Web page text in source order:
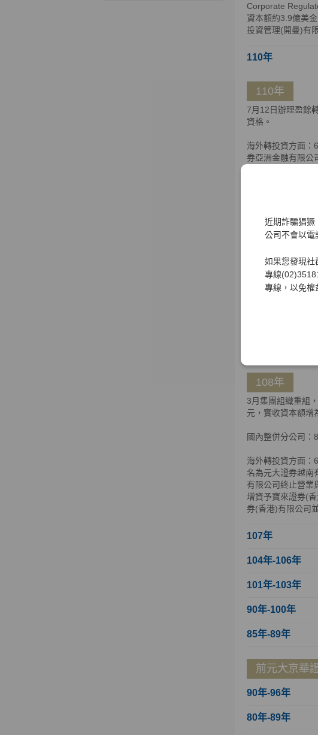
近期詐騙猖獗
公司不會以電
如果您發現社
專線
專線，以免權
Corporate
資本額約3.9億美
投資管理(開曼)有
110年
110年
7月12日辦理盈餘
資格。
海外轉投資方面：
券亞洲金融有限公
至新加坡，公司
日獲百慕達公司
大證券越南有限
109年
109年
海外轉投資方面
公司完成增資
公司股權90.16%
明，以實物解散
108年
3月集團組織重組
元，實收資本額增
國內整併分公司：
海外轉投資方面：
名為元大證券越南
有限公司終止營業
增資予寶來證券(
券(香港)有限公司
107年
104年-106年
101年-103年
90年-100年
85年-89年
前元大京華
90年-96年
80年-89年